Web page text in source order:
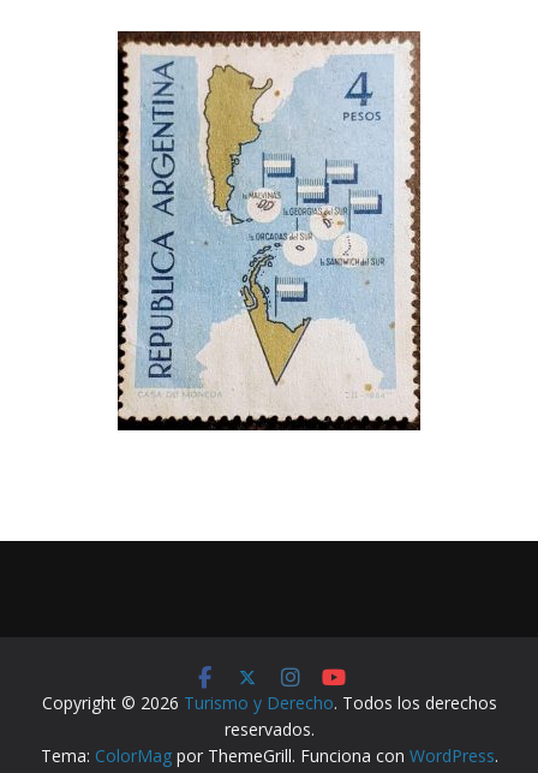
Copyright © 2026 Turismo y Derecho. Todos los derechos
reservados.
Tema: ColorMagpor ThemeGrill. Funciona con WordPress.